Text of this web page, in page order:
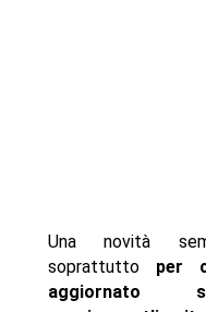
Una novità
soprattutto per
aggiornato